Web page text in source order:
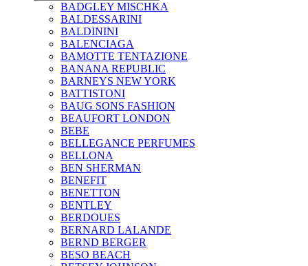
BADGLEY MISCHKA
BALDESSARINI
BALDININI
BALENCIAGA
BAMOTTE TENTAZIONE
BANANA REPUBLIC
BARNEYS NEW YORK
BATTISTONI
BAUG SONS FASHION
BEAUFORT LONDON
BEBE
BELLEGANCE PERFUMES
BELLONA
BEN SHERMAN
BENEFIT
BENETTON
BENTLEY
BERDOUES
BERNARD LALANDE
BERND BERGER
BESO BEACH